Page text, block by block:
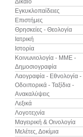
Δίκαιο
Εγκυκλοπαίδειες
Επιστήμες
Θρησκείες - Θεολογία
Ιατρική
Ιστορία
Κοινωνιολογία - ΜΜΕ -
Δημοσιογραφία
Λαογραφία - Εθνολογία -
Οδοιπορικά - Ταξίδια -
Ανακαλύψεις
Λεξικά
Λογοτεχνία
Μαγειρική & Οινολογία
Μελέτες, Δοκίμια